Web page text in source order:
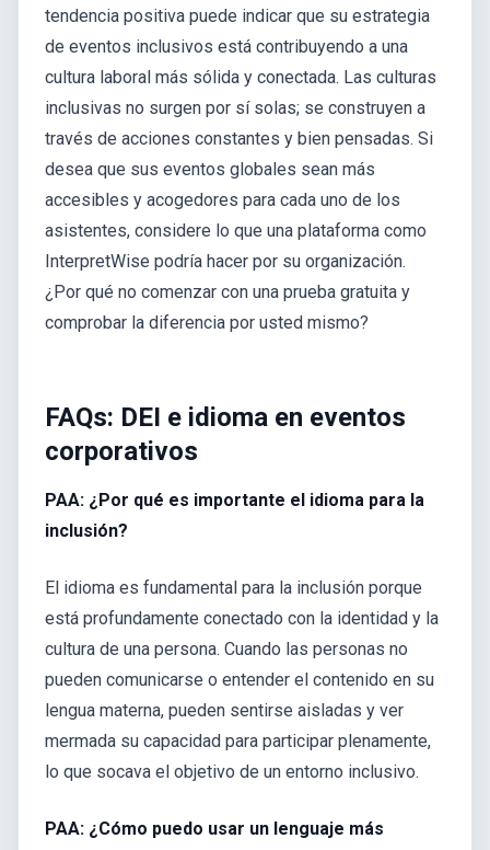
tendencia positiva puede indicar que su estrategia
de eventos inclusivos está contribuyendo a una
cultura laboral más sólida y conectada. Las culturas
inclusivas no surgen por sí solas; se construyen a
través de acciones constantes y bien pensadas. Si
desea que sus eventos globales sean más
accesibles y acogedores para cada uno de los
asistentes, considere lo que una plataforma como
InterpretWise podría hacer por su organización.
¿Por qué no comenzar con una prueba gratuita y
comprobar la diferencia por usted mismo?
FAQs: DEI e idioma en eventos
corporativos
PAA: ¿Por qué es importante el idioma para la
inclusión?
El idioma es fundamental para la inclusión porque
está profundamente conectado con la identidad y la
cultura de una persona. Cuando las personas no
pueden comunicarse o entender el contenido en su
lengua materna, pueden sentirse aisladas y ver
mermada su capacidad para participar plenamente,
lo que socava el objetivo de un entorno inclusivo.
PAA: ¿Cómo puedo usar un lenguaje más